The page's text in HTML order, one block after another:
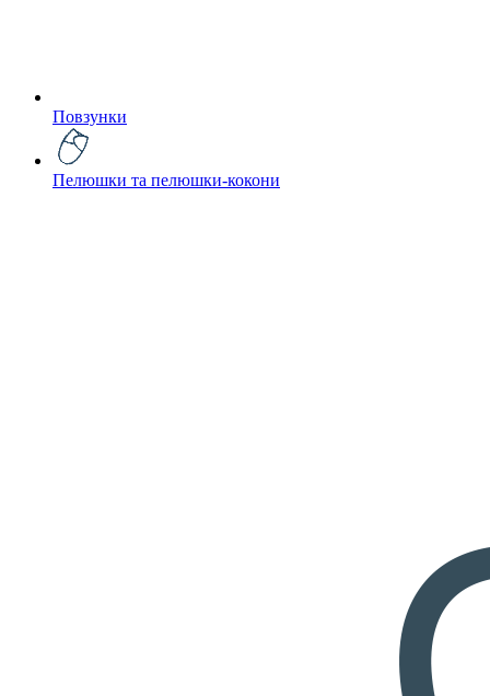
Повзунки
Пелюшки та пелюшки-кокони